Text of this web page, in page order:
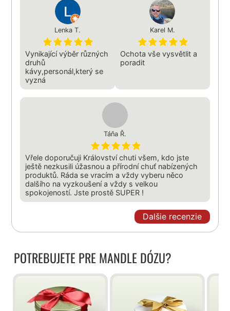
Lenka T.
Vynikající výběr různých
druhů
kávy,personál,který se
vyzná
Karel M.
Ochota vše vysvětlit a
poradit
Táňa Ř.
Vřele doporučuji Království chuti všem, kdo jste
ještě nezkusili úžasnou a přírodní chuť nabízených
produktů. Ráda se vracím a vždy vyberu něco
dalšího na vyzkoušení a vždy s velkou
spokojeností. Jste prostě SUPER !
Dalšie recenzie
POTREBUJETE PRE MANDLE DÓZU?